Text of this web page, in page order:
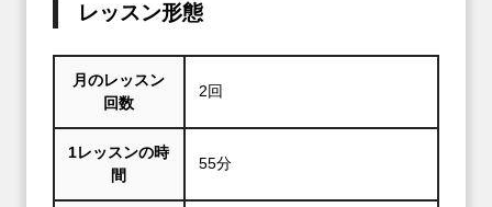
レッスン形態
月のレッスン
回数
2回
1レッスンの時
間
55分